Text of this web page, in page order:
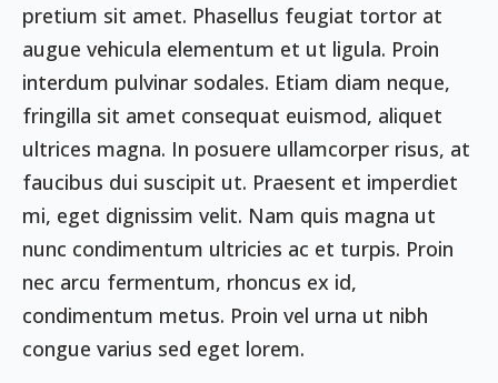
pretium sit amet. Phasellus feugiat tortor at
augue vehicula elementum et ut ligula. Proin
interdum pulvinar sodales. Etiam diam neque,
fringilla sit amet consequat euismod, aliquet
ultrices magna. In posuere ullamcorper risus, at
faucibus dui suscipit ut. Praesent et imperdiet
mi, eget dignissim velit. Nam quis magna ut
nunc condimentum ultricies ac et turpis. Proin
nec arcu fermentum, rhoncus ex id,
condimentum metus. Proin vel urna ut nibh
congue varius sed eget lorem.